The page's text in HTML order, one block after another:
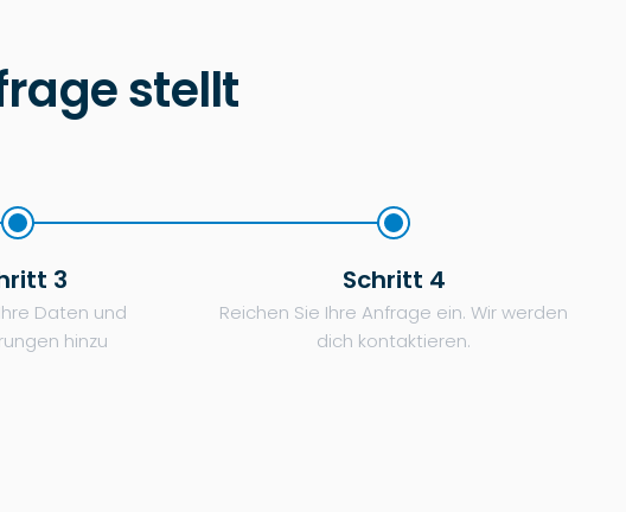
stellt
3
Daten und
hinzu
Schritt 4
Reichen Sie Ihre Anfrage ein. Wir werden
dich kontaktieren.